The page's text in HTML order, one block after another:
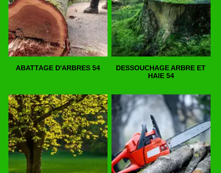
ABATTAGE D'ARBRES 54
DESSOUCHAGE ARBRE ET
HAIE 54